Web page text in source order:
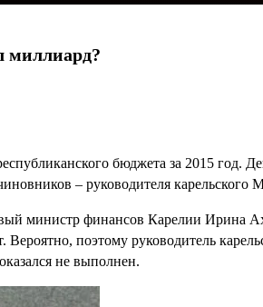
миллиард?
бюджета за 2015 год.
– руководителя
министр финансов Карелии Ирина
поэтому руководитель
не выполнен.